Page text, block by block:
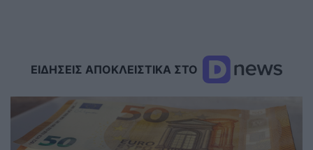
ΕΙΔΗΣΕΙΣ ΑΠΟΚΛΕΙΣΤΙΚΑ ΣΤΟ